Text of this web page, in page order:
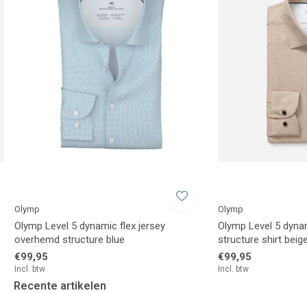
Olymp
Olymp Level 5 dynamic flex jersey
overhemd structure blue
€99,95
Incl. btw
Olymp
Olymp Level 5
structure shirt
€99,95
Incl. btw
Recente artikelen